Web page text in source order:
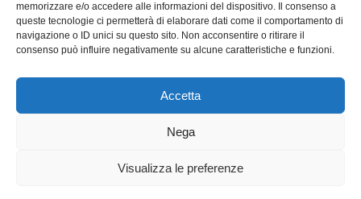
memorizzare e/o accedere alle informazioni del dispositivo. Il consenso a
queste tecnologie ci permetterà di elaborare dati come il comportamento di
navigazione o ID unici su questo sito. Non acconsentire o ritirare il
consenso può influire negativamente su alcune caratteristiche e funzioni.
Accetta
Nega
Visualizza le preferenze
Finanziamento
Contatti
+39 347 2461036
WGItalia